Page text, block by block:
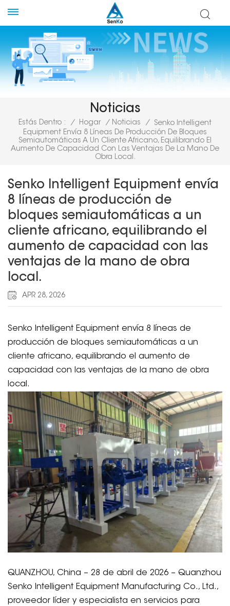
Noticias
Estás Dentro : / Hogar / Noticias /
Senko Intelligent
Equipment Envía 8 Líneas De Producción De Bloques
Semiautomáticas A Un Cliente Africano, Equilibrando El
Aumento De Capacidad Con Las Ventajas De La Mano De
Obra Local.
Senko Intelligent Equipment envía
8 líneas de producción de
bloques semiautomáticas a un
cliente africano, equilibrando el
aumento de capacidad con las
ventajas de la mano de obra
local.
APR 28, 2026
Senko Intelligent Equipment envía 8 líneas de
producción de bloques semiautomáticas a un
cliente africano, equilibrando el aumento de
capacidad con las ventajas de la mano de obra
local.
QUANZHOU, China – 28 de abril de 2026 – Quanzhou
Senko Intelligent Equipment Manufacturing Co., Ltd.,
proveedor líder y especialista en servicios para